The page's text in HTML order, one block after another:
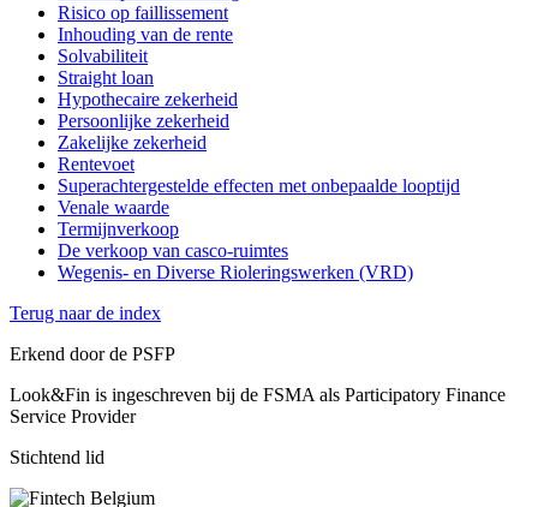
Risico op faillissement
Inhouding van de rente
Solvabiliteit
Straight loan
Hypothecaire zekerheid
Persoonlijke zekerheid
Zakelijke zekerheid
Rentevoet
Superachtergestelde effecten met onbepaalde looptijd
Venale waarde
Termijnverkoop
De verkoop van casco-ruimtes
Wegenis- en Diverse Rioleringswerken (VRD)
Terug naar de index
Erkend door de PSFP
Look&Fin is ingeschreven bij de FSMA als Participatory Finance
Service Provider
Stichtend lid